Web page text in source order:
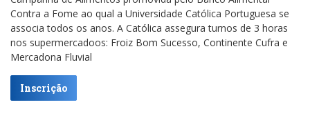
Contra a Fome ao qual a Universidade Católica Portuguesa se
associa todos os anos. A Católica assegura turnos de 3 horas
nos supermercadoos: Froiz Bom Sucesso, Continente Cufra e
Mercadona Fluvial
Inscrição